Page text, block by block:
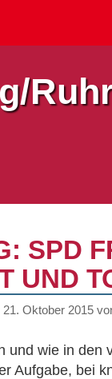
SPD
UND
21. Oktober 2015
und wie in den
Aufgabe, bei